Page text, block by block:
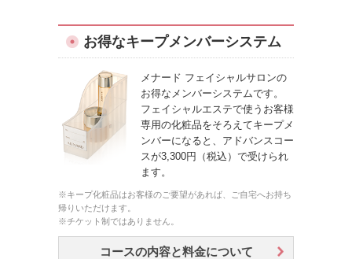
お得なキープメンバーシステム
メナード フェイシャルサロンの
お得なメンバーシステムです。
フェイシャルエステで使うお客様
専用の化粧品をそろえてキープメ
ンバーになると、アドバンスコー
スが3,300円（税込）で受けられ
ます。
※キープ化粧品はお客様のご要望があれば、ご自宅へお持ち
帰りいただけます。
※チケット制ではありません。
コースの内容と料金について